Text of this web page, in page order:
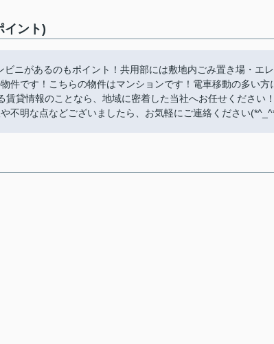
イント)
ニがあるのもポイント！共用部には敷地内ごみ置き場・エレ
件です！こちらの物件はマンションです！電車移動の多い方
貸情報のことなら、地域に密着した当社へお任せください！
不明な点などございましたら、お気軽にご連絡ください